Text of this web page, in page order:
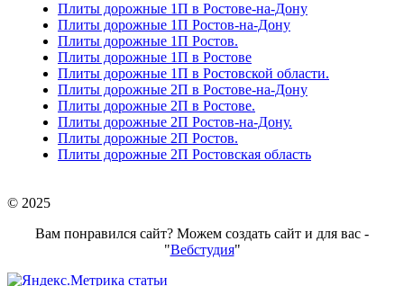
Плиты дорожные 1П в Ростове-на-Дону
Плиты дорожные 1П Ростов-на-Дону
Плиты дорожные 1П Ростов.
Плиты дорожные 1П в Ростове
Плиты дорожные 1П в Ростовской области.
Плиты дорожные 2П в Ростове-на-Дону
Плиты дорожные 2П в Ростове.
Плиты дорожные 2П Ростов-на-Дону.
Плиты дорожные 2П Ростов.
Плиты дорожные 2П Ростовская область
© 2025
Вам понравился сайт? Можем создать сайт и для вас -
"Вебстудия"
статьи